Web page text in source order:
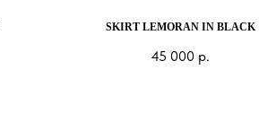
SKIRT LEMORAN IN BLACK
45 000 р.